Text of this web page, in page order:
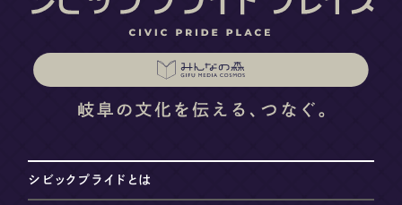
シビックプライドとは